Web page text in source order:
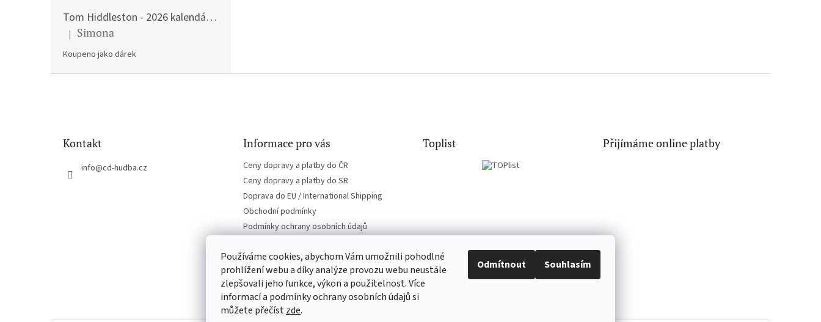
Používáme cookies, abychom Vám umožnili pohodlné
prohlížení webu a díky analýze provozu webu neustále
zlepšovali jeho funkce, výkon a použitelnost. Více
informací a podmínky ochrany osobních údajů si
můžete přečístzde.
Odmítnout Souhlasím
Tom Hiddleston - 2026 kalendář A3
Hodnocení produktu je 5 z 5 hvězdiček.
| Simona
Koupeno jako dárek
Kontakt
info@cd-hudba.cz
Informace pro vás
Ceny dopravy a platby do ČR
Ceny dopravy a platby do SR
Doprava do EU / International Shipping
Obchodní podmínky
Podmínky ochrany osobních údajů
Toplist Přijímáme online platby
EN-filmy.cz CD-Soundtrack.cz